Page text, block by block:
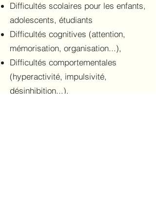
Difficultés scolaires pour les enfants,
adolescents, étudiants
Difficultés cognitives (attention,
mémorisation, organisation...),
Difficultés comportementales
(hyperactivité, impulsivité,
désinhibition...),